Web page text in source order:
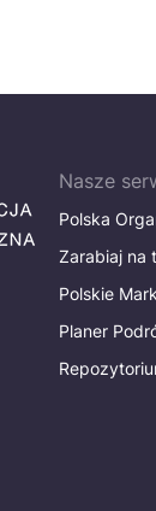
Nasze
Polska
Zarabiaj na
Polskie
Planer